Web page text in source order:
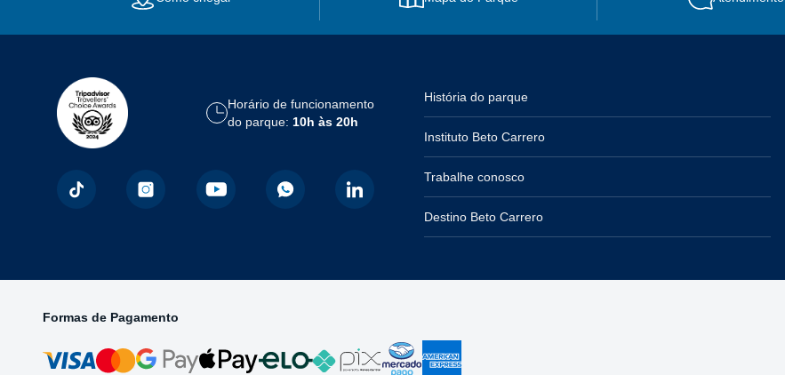
Horário de funcionamento
do parque: 10h às 20h
História do parque
Instituto Beto Carrero
Trabalhe conosco
Destino Beto Carrero
Formas de Pagamento